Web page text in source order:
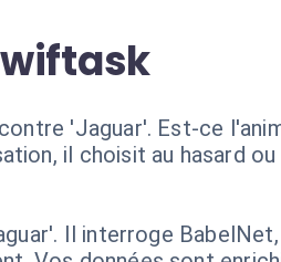
'Jaguar'. Est-ce
il choisit au hasard
Il interroge